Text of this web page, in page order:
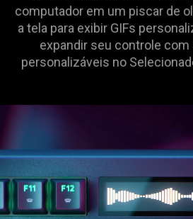
computador em um piscar de
a tela para exibir GIFs
expandir seu controle
personalizáveis no